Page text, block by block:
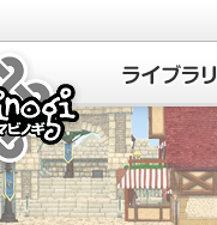
マビノギ